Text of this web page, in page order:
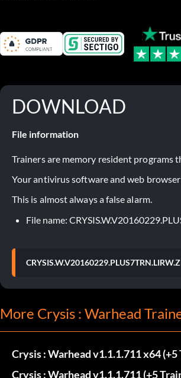
DOWNLOAD
File information
Trainers are memory resident programs
Your antivirus software and web
This is almost always a false alarm.
File name:
More Crysis : Warhead
Crysis : Warhead v1.1.1.711 x64 (+5
Crysis : Warhead v1.1.1.711 (+5